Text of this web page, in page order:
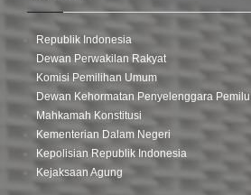
Republik Indonesia
Dewan Perwakilan Rakyat
Komisi Pemilihan Umum
Dewan Kehormatan Penyelenggara Pemilu
Mahkamah Konstitusi
Kementerian Dalam Negeri
Kepolisian Republik Indonesia
Kejaksaan Agung